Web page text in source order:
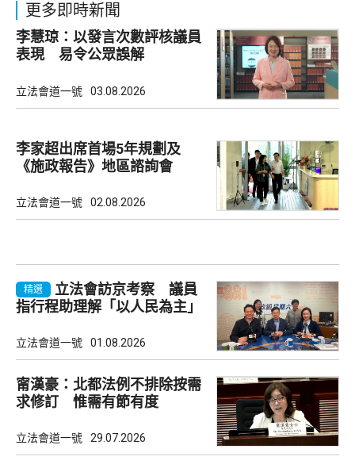
更多即時新聞
李慧琼：以發言次數評核議員
表現 易令公眾誤解
立法會道一號 03.08.2026
李家超出席首場5年規劃及
《施政報告》地區諮詢會
立法會道一號 02.08.2026
精選
立法會訪京考察 議員
指行程助理解「以人民為主」
立法會道一號 01.08.2026
甯漢豪：北都法例不排除按需
求修訂 惟需有節有度
立法會道一號 29.07.2026